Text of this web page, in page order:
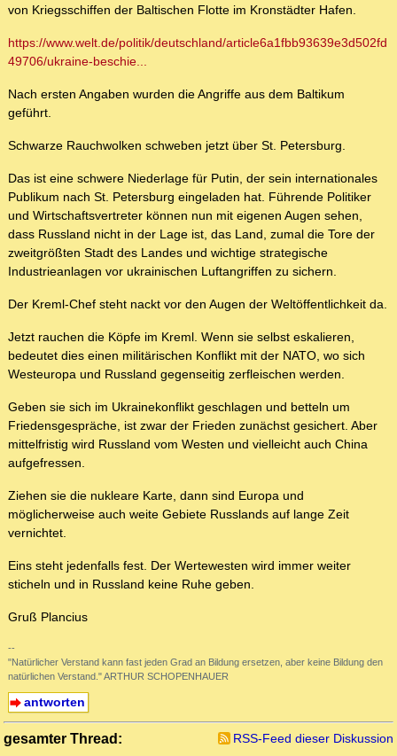
von Kriegsschiffen der Baltischen Flotte im Kronstädter Hafen.
https://www.welt.de/politik/deutschland/article6a1fbb93639e3d502fd
49706/ukraine-beschie...
Nach ersten Angaben wurden die Angriffe aus dem Baltikum
geführt.
Schwarze Rauchwolken schweben jetzt über St. Petersburg.
Das ist eine schwere Niederlage für Putin, der sein internationales
Publikum nach St. Petersburg eingeladen hat. Führende Politiker
und Wirtschaftsvertreter können nun mit eigenen Augen sehen,
dass Russland nicht in der Lage ist, das Land, zumal die Tore der
zweitgrößten Stadt des Landes und wichtige strategische
Industrieanlagen vor ukrainischen Luftangriffen zu sichern.
Der Kreml-Chef steht nackt vor den Augen der Weltöffentlichkeit da.
Jetzt rauchen die Köpfe im Kreml. Wenn sie selbst eskalieren,
bedeutet dies einen militärischen Konflikt mit der NATO, wo sich
Westeuropa und Russland gegenseitig zerfleischen werden.
Geben sie sich im Ukrainekonflikt geschlagen und betteln um
Friedensgespräche, ist zwar der Frieden zunächst gesichert. Aber
mittelfristig wird Russland vom Westen und vielleicht auch China
aufgefressen.
Ziehen sie die nukleare Karte, dann sind Europa und
möglicherweise auch weite Gebiete Russlands auf lange Zeit
vernichtet.
Eins steht jedenfalls fest. Der Wertewesten wird immer weiter
sticheln und in Russland keine Ruhe geben.
Gruß Plancius
--
"Natürlicher Verstand kann fast jeden Grad an Bildung ersetzen, aber keine Bildung den
natürlichen Verstand." ARTHUR SCHOPENHAUER
antworten
gesamter Thread:
RSS-Feed dieser Diskussion